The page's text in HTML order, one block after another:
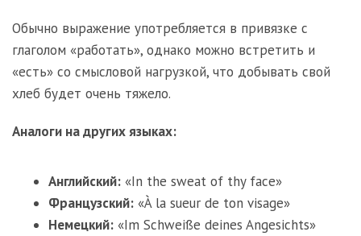
Обычно выражение употребляется в привязке с
глаголом «работать», однако можно встретить и
«есть» со смысловой нагрузкой, что добывать свой
хлеб будет очень тяжело.
Аналоги на других языках:
Английский: «In the sweat of thy face»
Французский: «À la sueur de ton visage»
Немецкий: «Im Schweiße deines Angesichts»